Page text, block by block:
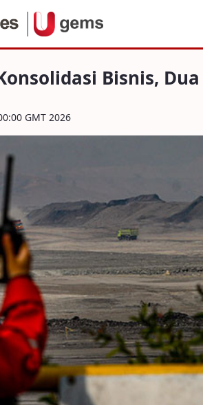
Bisnis, Dua Anak
Bisnis,
GMT 2026